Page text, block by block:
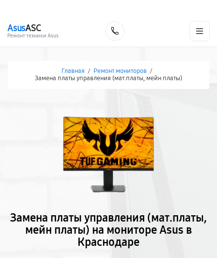
AsusASC
Ремонт техники Asus
Главная / Ремонт мониторов /
Замена платы управления (мат.платы, мейн платы)
Замена платы управления (мат.платы,
мейн платы) на мониторе Asus в
Краснодаре